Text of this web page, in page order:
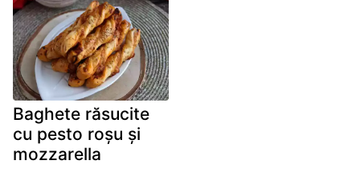
Baghete răsucite
cu pesto roșu și
mozzarella